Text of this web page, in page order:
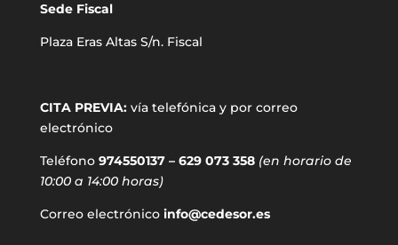
Sede Fiscal
Plaza Eras Altas S/n. Fiscal
CITA PREVIA:vía telefónica y por correo
electrónico
Teléfono 974550137 – 629 073 358 (en horario de
10:00 a 14:00 horas)
Correo electrónico info@cedesor.es